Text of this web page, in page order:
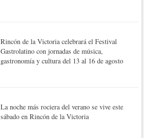
Rincón de la Victoria celebrará el Festival
Gastrolatino con jornadas de música,
gastronomía y cultura del 13 al 16 de agosto
La noche más rociera del verano se vive este
sábado en Rincón de la Victoria